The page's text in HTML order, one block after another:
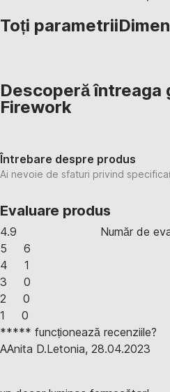
Toți parametrii
Descoperă întreaga
Firework
Întrebare despre produs
Ai nevoie de sfaturi privind
Evaluare produs
4.9 Număr de
5
6
4
1
3
0
2
0
1
0
***** funcționează recenziile?
AAnita D.Letonia, 28.04.2023